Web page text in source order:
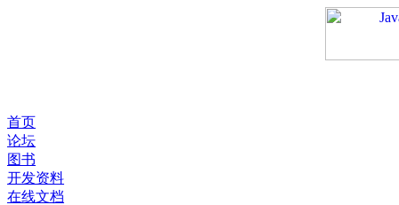
首页
论坛
图书
开发资料
在线文档